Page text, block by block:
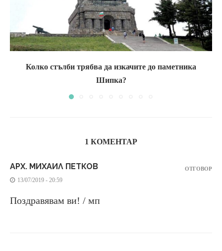
Колко стълби трябва да изкачите до паметника
Шипка?
1 КОМЕНТАР
АРХ. МИХАИЛ ПЕТКОВ
13/07/2019 - 20:59
Поздравявам ви! / мп
ОТГОВОР